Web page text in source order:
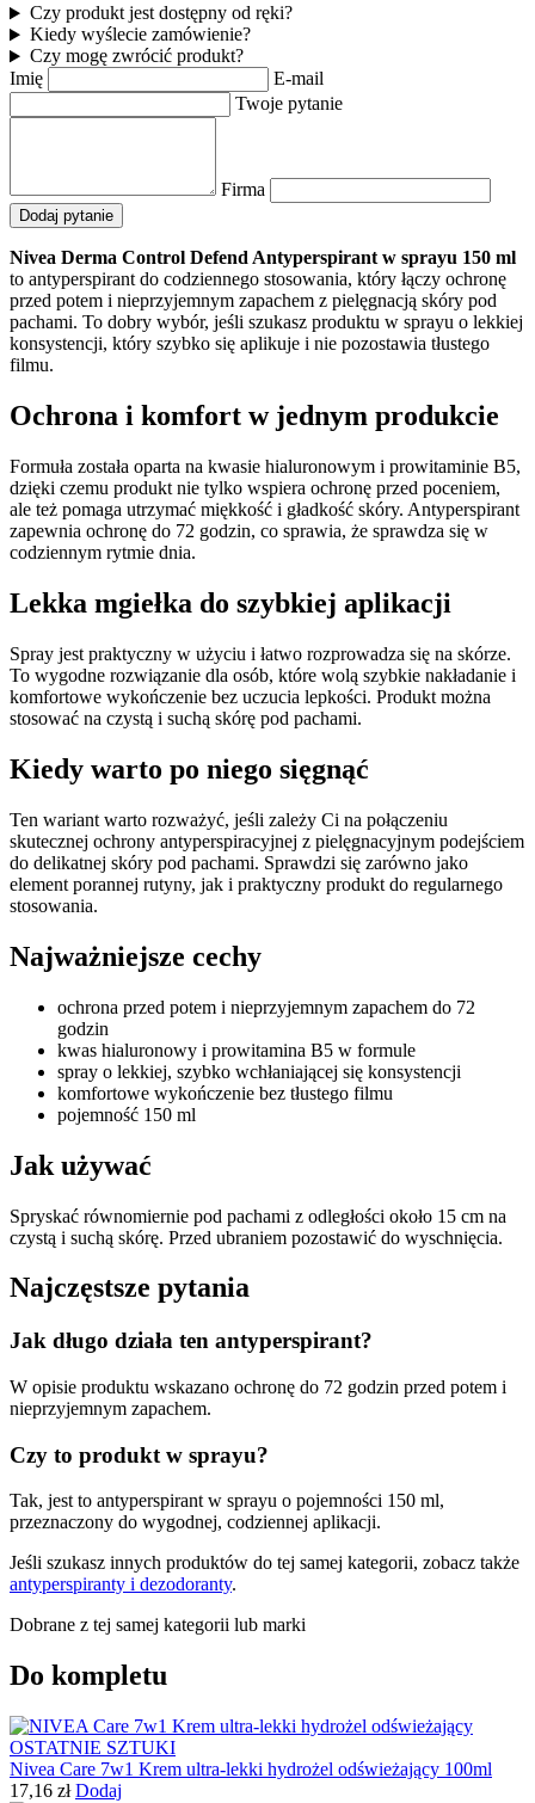
Czy produkt jest dostępny od ręki?
Kiedy wyślecie zamówienie?
Czy mogę zwrócić produkt?
Imię
E-mail
Twoje pytanie
Firma
Dodaj pytanie
Nivea Derma Control Defend Antyperspirant w sprayu 150 ml
to antyperspirant do codziennego stosowania, który łączy ochronę
przed potem i nieprzyjemnym zapachem z pielęgnacją skóry pod
pachami. To dobry wybór, jeśli szukasz produktu w sprayu o lekkiej
konsystencji, który szybko się aplikuje i nie pozostawia tłustego
filmu.
Ochrona i komfort w jednym produkcie
Formuła została oparta na kwasie hialuronowym i prowitaminie B5,
dzięki czemu produkt nie tylko wspiera ochronę przed poceniem,
ale też pomaga utrzymać miękkość i gładkość skóry. Antyperspirant
zapewnia ochronę do 72 godzin, co sprawia, że sprawdza się w
codziennym rytmie dnia.
Lekka mgiełka do szybkiej aplikacji
Spray jest praktyczny w użyciu i łatwo rozprowadza się na skórze.
To wygodne rozwiązanie dla osób, które wolą szybkie nakładanie i
komfortowe wykończenie bez uczucia lepkości. Produkt można
stosować na czystą i suchą skórę pod pachami.
Kiedy warto po niego sięgnąć
Ten wariant warto rozważyć, jeśli zależy Ci na połączeniu
skutecznej ochrony antyperspiracyjnej z pielęgnacyjnym podejściem
do delikatnej skóry pod pachami. Sprawdzi się zarówno jako
element porannej rutyny, jak i praktyczny produkt do regularnego
stosowania.
Najważniejsze cechy
ochrona przed potem i nieprzyjemnym zapachem do 72
godzin
kwas hialuronowy i prowitamina B5 w formule
spray o lekkiej, szybko wchłaniającej się konsystencji
komfortowe wykończenie bez tłustego filmu
pojemność 150 ml
Jak używać
Spryskać równomiernie pod pachami z odległości około 15 cm na
czystą i suchą skórę. Przed ubraniem pozostawić do wyschnięcia.
Najczęstsze pytania
Jak długo działa ten antyperspirant?
W opisie produktu wskazano ochronę do 72 godzin przed potem i
nieprzyjemnym zapachem.
Czy to produkt w sprayu?
Tak, jest to antyperspirant w sprayu o pojemności 150 ml,
przeznaczony do wygodnej, codziennej aplikacji.
Jeśli szukasz innych produktów do tej samej kategorii, zobacz także
antyperspiranty i dezodoranty.
Dobrane z tej samej kategorii lub marki
Do kompletu
OSTATNIE SZTUKI
Nivea Care 7w1 Krem ultra-lekki hydrożel odświeżający 100ml
17,16 zł Dodaj